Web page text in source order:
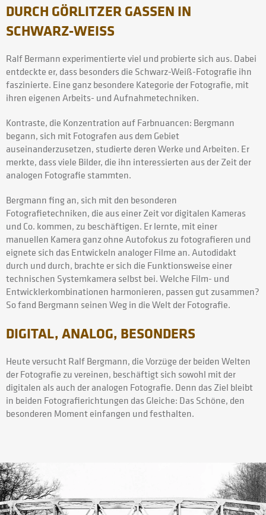
DURCH GÖRLITZER GASSEN IN
SCHWARZ-WEISS
Ralf Bermann experimentierte viel und probierte sich aus. Dabei
entdeckte er, dass besonders die Schwarz-Weiß-Fotografie ihn
faszinierte. Eine ganz besondere Kategorie der Fotografie, mit
ihren eigenen Arbeits- und Aufnahmetechniken.
Kontraste, die Konzentration auf Farbnuancen: Bergmann
begann, sich mit Fotografen aus dem Gebiet
auseinanderzusetzen, studierte deren Werke und Arbeiten. Er
merkte, dass viele Bilder, die ihn interessierten aus der Zeit der
analogen Fotografie stammten.
Bergmann fing an, sich mit den besonderen
Fotografietechniken, die aus einer Zeit vor digitalen Kameras
und Co. kommen, zu beschäftigen. Er lernte, mit einer
manuellen Kamera ganz ohne Autofokus zu fotografieren und
eignete sich das Entwickeln analoger Filme an. Autodidakt
durch und durch, brachte er sich die Funktionsweise einer
technischen Systemkamera selbst bei. Welche Film- und
Entwicklerkombinationen harmonieren, passen gut zusammen?
So fand Bergmann seinen Weg in die Welt der Fotografie.
DIGITAL, ANALOG, BESONDERS
Heute versucht Ralf Bergmann, die Vorzüge der beiden Welten
der Fotografie zu vereinen, beschäftigt sich sowohl mit der
digitalen als auch der analogen Fotografie. Denn das Ziel bleibt
in beiden Fotografierichtungen das Gleiche: Das Schöne, den
besonderen Moment einfangen und festhalten.